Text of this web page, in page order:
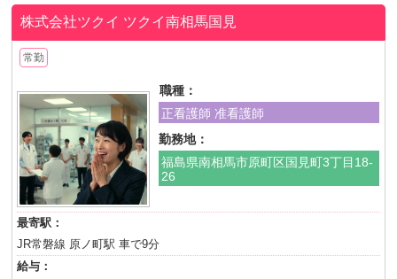
株式会社ツクイ ツクイ南相馬国見
常勤
職種：
正看護師 准看護師
勤務地：
福島県南相馬市原町区国見町3丁目18-
26
最寄駅：
JR常磐線 原ノ町駅 車で9分
給与：